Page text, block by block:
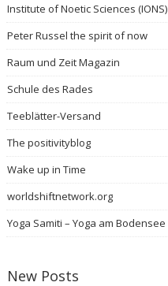
Institute of Noetic Sciences (IONS)
Peter Russel the spirit of now
Raum und Zeit Magazin
Schule des Rades
Teeblätter-Versand
The positivityblog
Wake up in Time
worldshiftnetwork.org
Yoga Samiti – Yoga am Bodensee
New Posts